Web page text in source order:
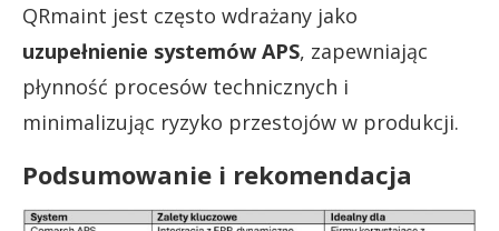
QRmaint jest często wdrażany jako
uzupełnienie systemów APS, zapewniając
płynność procesów technicznych i
minimalizując ryzyko przestojów w produkcji.
Podsumowanie i rekomendacja